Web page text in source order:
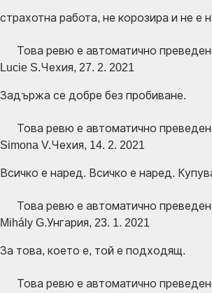
страхотна работа, не корозира и не
Това ревю е автоматично
Lucie S.Чехия, 27. 2. 2021
Задържа се добре без пробиване.
Това ревю е автоматично
Simona V.Чехия, 14. 2. 2021
Всичко е наред. Всичко е наред.
Това ревю е автоматично
Mihály G.Унгария, 23. 1. 2021
За това, което е, той е подходящ.
Това ревю е автоматично